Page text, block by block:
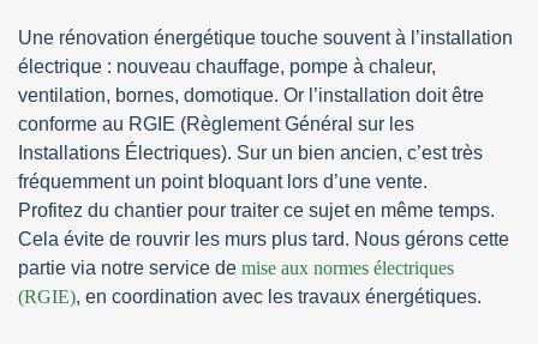
Une rénovation énergétique touche souvent à l’installation
électrique : nouveau chauffage, pompe à chaleur,
ventilation, bornes, domotique. Or l’installation doit être
conforme au RGIE (Règlement Général sur les
Installations Électriques). Sur un bien ancien, c’est très
fréquemment un point bloquant lors d’une vente.
Profitez du chantier pour traiter ce sujet en même temps.
Cela évite de rouvrir les murs plus tard. Nous gérons cette
partie via notre service de mise aux normes électriques
(RGIE), en coordination avec les travaux énergétiques.